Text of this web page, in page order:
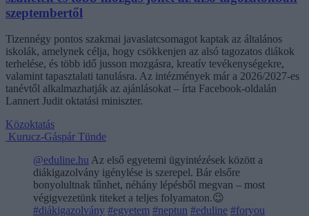
szeptembertől
Tizennégy pontos szakmai javaslatcsomagot kaptak az általános
iskolák, amelynek célja, hogy csökkenjen az alsó tagozatos diákok
terhelése, és több idő jusson mozgásra, kreatív tevékenységekre,
valamint tapasztalati tanulásra. Az intézmények már a 2026/2027-es
tanévtől alkalmazhatják az ajánlásokat – írta Facebook-oldalán
Lannert Judit oktatási miniszter.
Közoktatás
Kurucz-Gáspár Tünde
@eduline.hu Az első egyetemi ügyintézések között a
diákigazolvány igénylése is szerepel. Bár elsőre
bonyolultnak tűnhet, néhány lépésből megvan – most
végigvezetünk titeket a teljes folyamaton.😉
#diákigazolvány #egyetem #neptun #eduline #foryou